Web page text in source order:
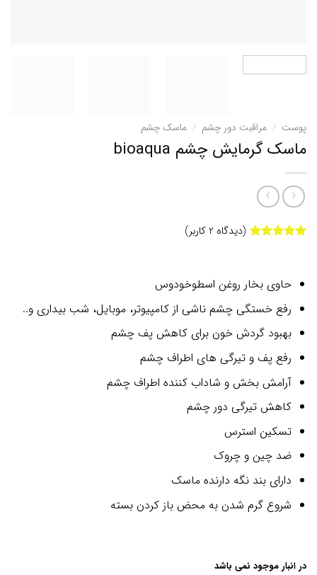
پوست / مراقبت دور چشم / ماسک چشم
ماسک گرمایش چشم bioaqua
امتیازدهی
مشتری
(دیدگاه 2کاربر)
حاوی بخار روغن اسطوخودوس
رفع خستگی چشم ناشی از کامپیوتر، موبایل، شب بیداری و..
بهبود گردش خون برای کاهش پف چشم
رفع پف و تیرگی های اطراف چشم
آرامش بخش و شاداب کننده اطراف چشم
کاهش تیرگی دور چشم
تسکین استرس
ضد چین و چروک
دارای بند نگه دارنده ماسک
شروع گرم شدن به محض باز کردن بسته
در انبار موجود نمی باشد